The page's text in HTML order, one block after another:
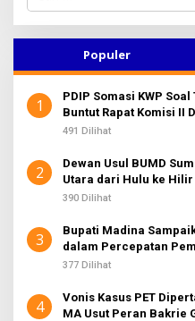
i
n
u
k
Populer
1
PDIP Somasi KWP
Buntut Rapat Komisi II
491 Dilihat
2
Dewan Usul BUMD
Utara dari Hulu ke Hilir
390 Dilihat
3
Bupati Madina
dalam Percepatan
377 Dilihat
4
Vonis Kasus PET
MA Usut Peran Bakrie